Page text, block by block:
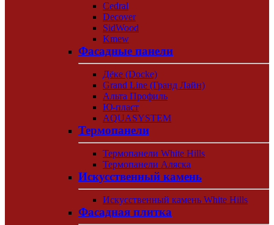
Cedral
Decover
SidWood
Kmew
Фасадные панели
Дёке (Docke)
Grand Line (Гранд Лайн)
Альта Профиль
Ю-пласт
AQUASYSTEM
Термопанели
Термопанели White Hills
Термопанели Аляска
Искусственный камень
Искусственный камень White Hills
Фасадная плитка